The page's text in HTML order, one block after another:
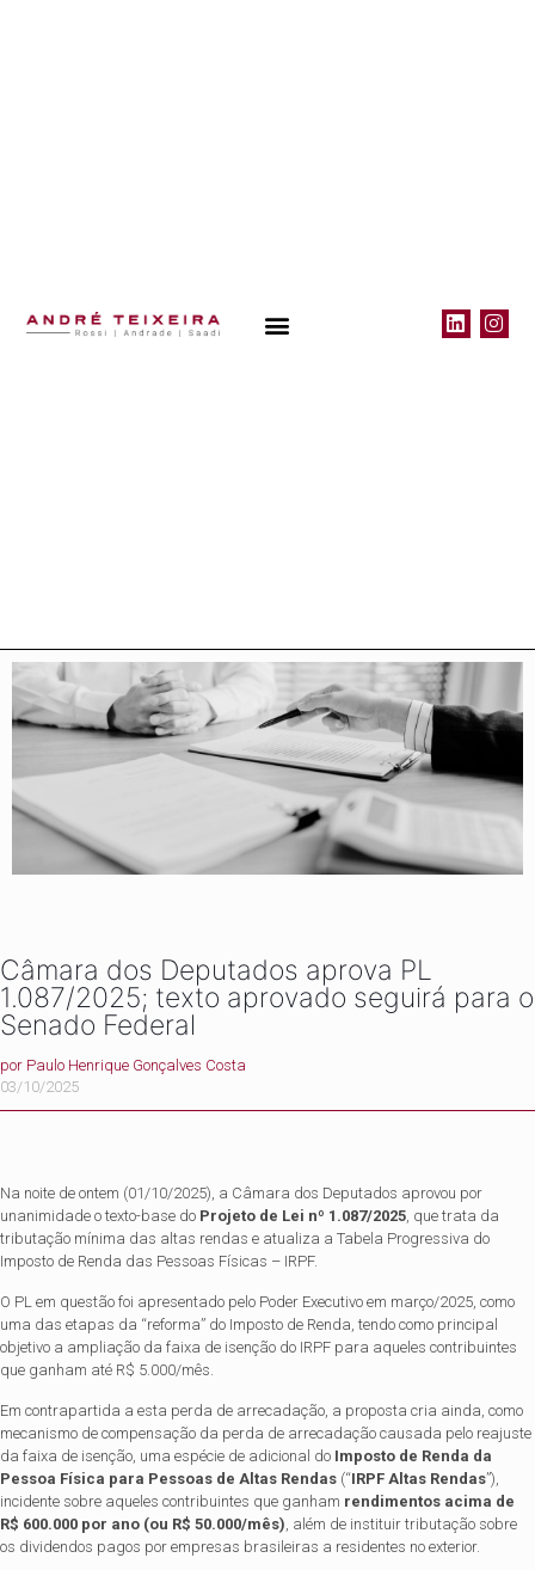
Câmara dos Deputados aprova PL
1.087/2025; texto aprovado seguirá para o
Senado Federal
por Paulo Henrique Gonçalves Costa
03/10/2025
Na noite de ontem (01/10/2025), a Câmara dos Deputados aprovou por
unanimidade o texto-base do Projeto de Lei nº 1.087/2025, que trata da
tributação mínima das altas rendas e atualiza a Tabela Progressiva do
Imposto de Renda das Pessoas Físicas – IRPF.
O PL em questão foi apresentado pelo Poder Executivo em março/2025, como
uma das etapas da “reforma” do Imposto de Renda, tendo como principal
objetivo a ampliação da faixa de isenção do IRPF para aqueles contribuintes
que ganham até R$ 5.000/mês.
Em contrapartida a esta perda de arrecadação, a proposta cria ainda, como
mecanismo de compensação da perda de arrecadação causada pelo reajuste
da faixa de isenção, uma espécie de adicional do Imposto de Renda da
Pessoa Física para Pessoas de Altas Rendas (“IRPF Altas Rendas”),
incidente sobre aqueles contribuintes que ganham rendimentos acima de
R$ 600.000 por ano (ou R$ 50.000/mês), além de instituir tributação sobre
os dividendos pagos por empresas brasileiras a residentes no exterior.